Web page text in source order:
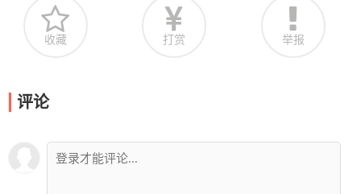
收藏 打赏 举报
评论